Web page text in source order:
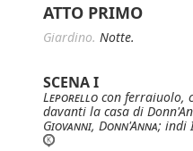
ATTO PRIMO
Giardino. Notte.
SCENA I
Leporello con ferraiuolo,
davanti la casa di
Giovanni, Donn'Anna; indi